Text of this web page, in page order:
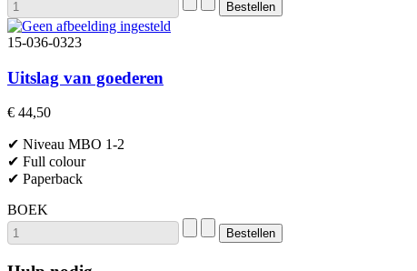
15-036-0323
Uitslag van goederen
€ 44,50
✔ Niveau MBO 1-2
✔ Full colour
✔ Paperback
BOEK